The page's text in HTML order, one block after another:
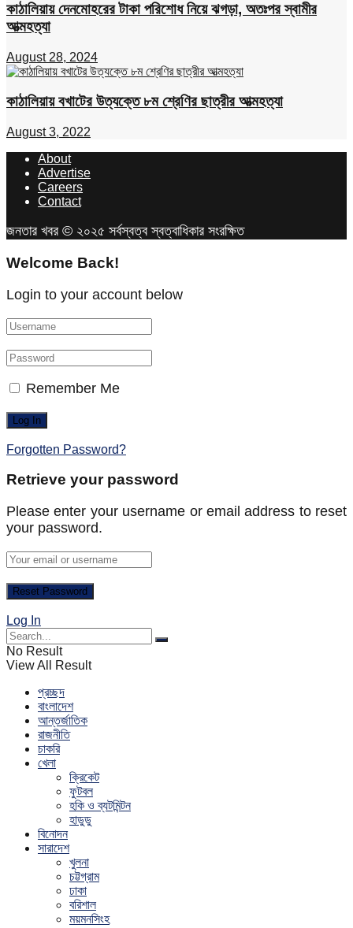
কাঠালিয়ায় দেনমোহরের টাকা পরিশোধ নিয়ে ঝগড়া, অতঃপর স্বামীর
আত্মহত্যা
August 28, 2024
কাঠালিয়ায় বখাটের উত্যক্তে ৮ম শ্রেণির ছাত্রীর আত্মহত্যা
August 3, 2022
About
Advertise
Careers
Contact
জনতার খবর © ২০২৫ সর্বস্বত্ব স্বত্বাধিকার সংরক্ষিত
Welcome Back!
Login to your account below
Remember Me
Forgotten Password?
Retrieve your password
Please enter your username or email address to reset
your password.
Log In
No Result
View All Result
প্রচ্ছদ
বাংলাদেশ
আন্তর্জাতিক
রাজনীতি
চাকরি
খেলা
ক্রিকেট
ফুটবল
হকি ও ব্যটমিন্টন
হাডুডু
বিনোদন
সারাদেশ
খুলনা
চট্টগ্রাম
ঢাকা
বরিশাল
ময়মনসিংহ